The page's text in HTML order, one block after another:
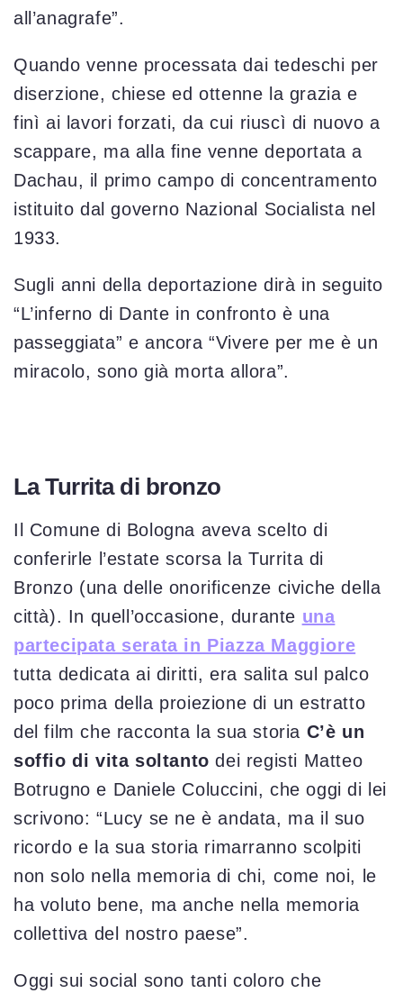
all’anagrafe”.
Quando venne processata dai tedeschi per
diserzione, chiese ed ottenne la grazia e
finì ai lavori forzati, da cui riuscì di nuovo a
scappare, ma alla fine venne deportata a
Dachau, il primo campo di concentramento
istituito dal governo Nazional Socialista nel
1933.
Sugli anni della deportazione dirà in seguito
“L’inferno di Dante in confronto è una
passeggiata” e ancora “Vivere per me è un
miracolo, sono già morta allora”.
La Turrita di bronzo
Il Comune di Bologna aveva scelto di
conferirle l’estate scorsa la Turrita di
Bronzo (una delle onorificenze civiche della
città). In quell’occasione, durante una
partecipata serata in Piazza Maggiore
tutta dedicata ai diritti, era salita sul palco
poco prima della proiezione di un estratto
del film che racconta la sua storia C’è un
soffio di vita soltanto dei registi Matteo
Botrugno e Daniele Coluccini, che oggi di lei
scrivono: “Lucy se ne è andata, ma il suo
ricordo e la sua storia rimarranno scolpiti
non solo nella memoria di chi, come noi, le
ha voluto bene, ma anche nella memoria
collettiva del nostro paese”.
Oggi sui social sono tanti coloro che